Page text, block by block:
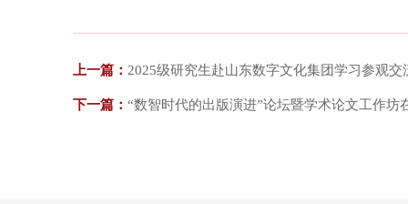
上一篇： 2025级研究生赴山东数字文化集团学习参观交
下一篇：“数智时代的出版演进”论坛暨学术论文工作坊